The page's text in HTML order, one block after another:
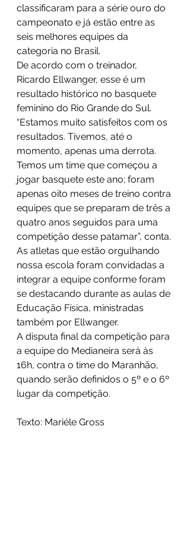
classificaram para a série ouro do
campeonato e já estão entre as
seis melhores equipes da
categoria no Brasil.
De acordo com o treinador,
Ricardo Ellwanger, esse é um
resultado histórico no basquete
feminino do Rio Grande do Sul.
“Estamos muito satisfeitos com os
resultados. Tivemos, até o
momento, apenas uma derrota.
Temos um time que começou a
jogar basquete este ano; foram
apenas oito meses de treino contra
equipes que se preparam de três a
quatro anos seguidos para uma
competição desse patamar”, conta.
As atletas que estão orgulhando
nossa escola foram convidadas a
integrar a equipe conforme foram
se destacando durante as aulas de
Educação Física, ministradas
também por Ellwanger.
A disputa final da competição para
a equipe do Medianeira será às
16h, contra o time do Maranhão,
quando serão definidos o 5º e o 6º
lugar da competição.
Texto: Mariéle Gross